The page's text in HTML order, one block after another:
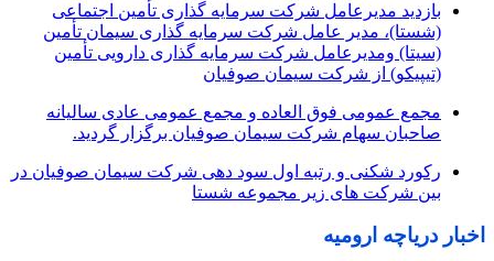
بازدید مدیرعامل شرکت سرمایه گذاری تأمین اجتماعی
(شستا)، مدیر عامل شرکت سرمایه گذاری سیمان تأمین
(سیتا) ومدیرعامل شرکت سرمایه گذاری دارویی تأمین
(تیپیکو) از شرکت سیمان صوفیان
مجمع عمومی فوق العاده و مجمع عمومی عادی سالیانه
صاحبان سهام شرکت سیمان صوفیان برگزار گردید.
رکورد شکنی و رتبه اول سود دهی شرکت سیمان صوفیان در
بین شرکت های زیر مجموعه شستا
اخبار دریاچه ارومیه